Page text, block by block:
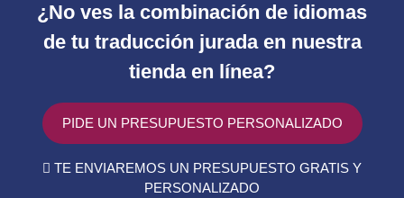
¿No ves la combinación de idiomas
de tu traducción jurada en nuestra
tienda en línea?
PIDE UN PRESUPUESTO PERSONALIZADO
TE ENVIAREMOS UN PRESUPUESTO GRATIS Y
PERSONALIZADO